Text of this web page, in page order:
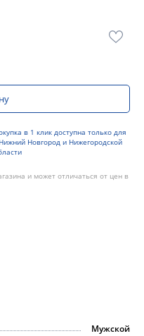
в 1 клик доступна только для
Новгород и Нижегородской
и может отличаться от цен в
Мужской